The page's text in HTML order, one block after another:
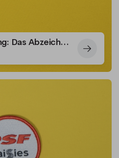
Pure Poker Coaching: Das Abzeichen der Poker-Enthusiasten